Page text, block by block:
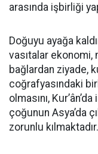
arasında işbirliği
Doğuyu ayağa
vasıtalar ekonomi,
bağlardan ziyade,
coğrafyasındaki
olmasını,
çoğunun Asya’da
zorunlu kılmaktadır.